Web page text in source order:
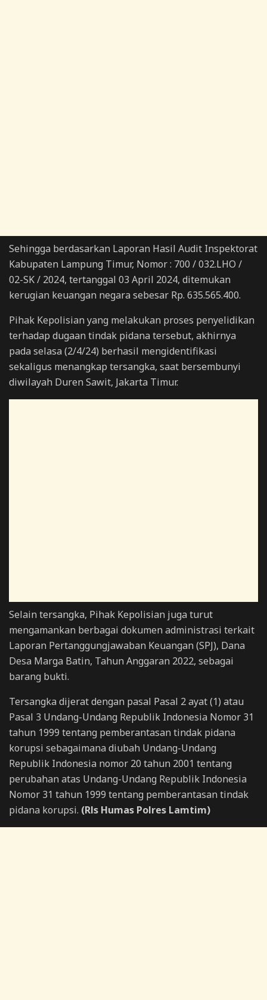
Sehingga berdasarkan Laporan Hasil Audit Inspektorat
Kabupaten Lampung Timur, Nomor : 700 / 032.LHO /
02-SK / 2024, tertanggal 03 April 2024, ditemukan
kerugian keuangan negara sebesar Rp. 635.565.400.
Pihak Kepolisian yang melakukan proses penyelidikan
terhadap dugaan tindak pidana tersebut, akhirnya
pada selasa (2/4/24) berhasil mengidentifikasi
sekaligus menangkap tersangka, saat bersembunyi
diwilayah Duren Sawit, Jakarta Timur.
Selain tersangka, Pihak Kepolisian juga turut
mengamankan berbagai dokumen administrasi terkait
Laporan Pertanggungjawaban Keuangan (SPJ), Dana
Desa Marga Batin, Tahun Anggaran 2022, sebagai
barang bukti.
Tersangka dijerat dengan pasal Pasal 2 ayat (1) atau
Pasal 3 Undang-Undang Republik Indonesia Nomor 31
tahun 1999 tentang pemberantasan tindak pidana
korupsi sebagaimana diubah Undang-Undang
Republik Indonesia nomor 20 tahun 2001 tentang
perubahan atas Undang-Undang Republik Indonesia
Nomor 31 tahun 1999 tentang pemberantasan tindak
pidana korupsi. (Rls Humas Polres Lamtim)